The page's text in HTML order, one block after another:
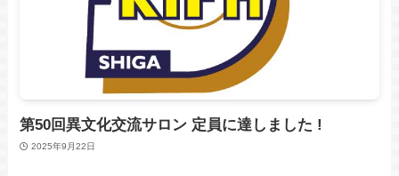
第50回異文化交流サロン 定員に達しました !
2025年9月22日